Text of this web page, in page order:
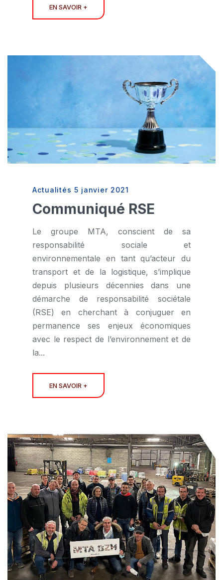
EN SAVOIR +
Actualités 5 janvier 2021
Communiqué RSE
Le groupe MTA, conscient de sa
responsabilité sociale et
environnementale en tant qu’acteur du
transport et de la logistique, s’implique
depuis plusieurs décennies dans une
démarche de responsabilité sociétale
(RSE) en cherchant à conjuguer en
permanence ses enjeux économiques
avec le respect de l’environnement et de
la...
EN SAVOIR +